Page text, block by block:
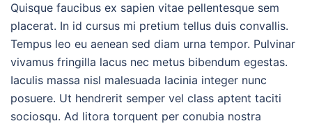
Quisque faucibus ex sapien vitae pellentesque sem
placerat. In id cursus mi pretium tellus duis convallis.
Tempus leo eu aenean sed diam urna tempor. Pulvinar
vivamus fringilla lacus nec metus bibendum egestas.
Iaculis massa nisl malesuada lacinia integer nunc
posuere. Ut hendrerit semper vel class aptent taciti
sociosqu. Ad litora torquent per conubia nostra